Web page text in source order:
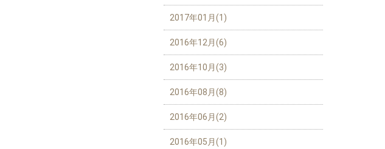
2017年01月(1)
2016年12月(6)
2016年10月(3)
2016年08月(8)
2016年06月(2)
2016年05月(1)